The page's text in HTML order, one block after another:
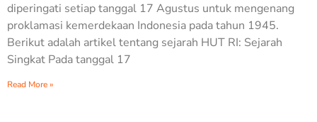
diperingati setiap tanggal 17 Agustus untuk mengenang
proklamasi kemerdekaan Indonesia pada tahun 1945.
Berikut adalah artikel tentang sejarah HUT RI: Sejarah
Singkat Pada tanggal 17
Read More »